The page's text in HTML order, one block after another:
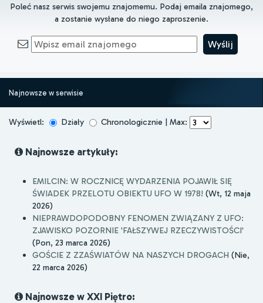
Poleć nasz serwis swojemu znajomemu. Podaj emaila znajomego,
a zostanie wysłane do niego zaproszenie.
Najnowsze w serwisie
Wyświetl: Działy Chronologicznie | Max:
Najnowsze artykuły:
EMILCIN: W ROCZNICĘ WYDARZENIA POJAWIŁ SIĘ
ŚWIADEK PRZELOTU OBIEKTU UFO W 1978! (Wt, 12 maja
2026)
NIEPRAWDOPODOBNY FENOMEN ZWIĄZANY Z UFO:
ZJAWISKO POZORNIE 'FAŁSZYWEJ RZECZYWISTOŚCI'
(Pon, 23 marca 2026)
GOŚCIE Z ZZAŚWIATÓW NA NASZYCH DROGACH (Nie,
22 marca 2026)
Najnowsze w XXI Piętro: